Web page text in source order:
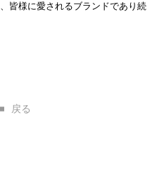
皆様に愛されるブランドであり続
戻る